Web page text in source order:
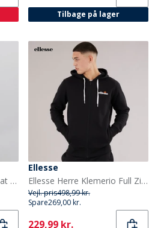
Tilbage på lager
Ellesse Herre Harison Sweat Shorts Khaki
Ellesse
Ellesse Herre Klemerio Full Zip Hættetrøje Sort
Vejl. pris498,99 kr.
Spare269,00 kr.
Current
229,99 kr.